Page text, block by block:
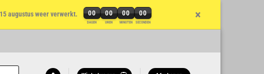
augustus weer verwerkt. 00
DAGEN
00
UREN
00
MINUTEN
00
SECONDEN
×